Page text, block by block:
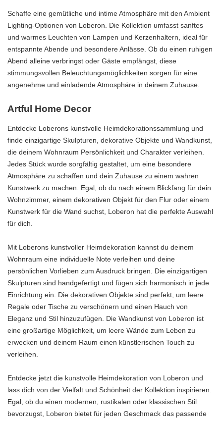
Schaffe eine gemütliche und intime Atmosphäre mit den Ambient
Lighting-Optionen von Loberon. Die Kollektion umfasst sanftes
und warmes Leuchten von Lampen und Kerzenhaltern, ideal für
entspannte Abende und besondere Anlässe. Ob du einen ruhigen
Abend alleine verbringst oder Gäste empfängst, diese
stimmungsvollen Beleuchtungsmöglichkeiten sorgen für eine
angenehme und einladende Atmosphäre in deinem Zuhause.
Artful Home Decor
Entdecke Loberons kunstvolle Heimdekorationssammlung und
finde einzigartige Skulpturen, dekorative Objekte und Wandkunst,
die deinem Wohnraum Persönlichkeit und Charakter verleihen.
Jedes Stück wurde sorgfältig gestaltet, um eine besondere
Atmosphäre zu schaffen und dein Zuhause zu einem wahren
Kunstwerk zu machen. Egal, ob du nach einem Blickfang für dein
Wohnzimmer, einem dekorativen Objekt für den Flur oder einem
Kunstwerk für die Wand suchst, Loberon hat die perfekte Auswahl
für dich.
Mit Loberons kunstvoller Heimdekoration kannst du deinem
Wohnraum eine individuelle Note verleihen und deine
persönlichen Vorlieben zum Ausdruck bringen. Die einzigartigen
Skulpturen sind handgefertigt und fügen sich harmonisch in jede
Einrichtung ein. Die dekorativen Objekte sind perfekt, um leere
Regale oder Tische zu verschönern und einen Hauch von
Eleganz und Stil hinzuzufügen. Die Wandkunst von Loberon ist
eine großartige Möglichkeit, um leere Wände zum Leben zu
erwecken und deinem Raum einen künstlerischen Touch zu
verleihen.
Entdecke jetzt die kunstvolle Heimdekoration von Loberon und
lass dich von der Vielfalt und Schönheit der Kollektion inspirieren.
Egal, ob du einen modernen, rustikalen oder klassischen Stil
bevorzugst, Loberon bietet für jeden Geschmack das passende